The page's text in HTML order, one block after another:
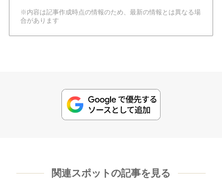
※内容は記事作成時点の情報のため、最新の情報とは異なる場
合があります
関連スポットの記事を見る